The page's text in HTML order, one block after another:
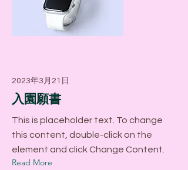
2023年3月21日
入園願書
This is placeholder text. To change
this content, double-click on the
element and click Change Content.
Read More